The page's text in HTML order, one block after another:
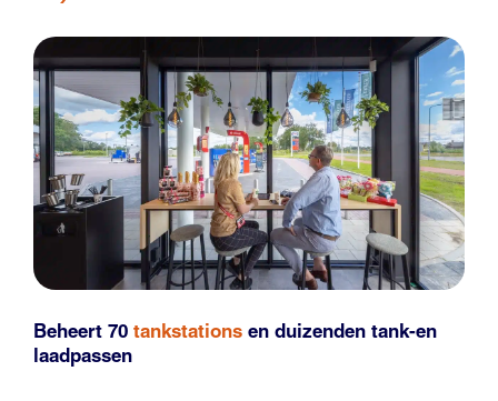
Beheert 70 tankstations en duizenden tank-en
laadpassen